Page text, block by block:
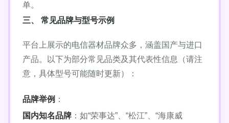
单。
三、 常见品牌与型号示例
平台上展示的电信器材品牌众多，涵盖国产与进口
产品。以下为部分常见品类及其代表性信息（请注
意，具体型号可能随时更新）：
品牌举例 ：
国内知名品牌 ：如“荣事达”、“松江”、“海康威